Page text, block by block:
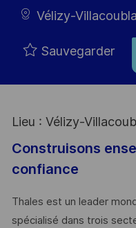
Vélizy-
Sauvegarder
Lieu : Vélizy-
Construisons
confiance
Thales est un leader
spécialisé dans trois